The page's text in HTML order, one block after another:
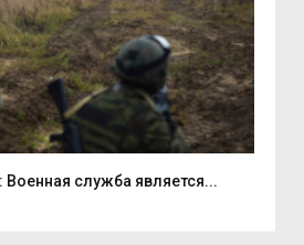
Военная служба является...